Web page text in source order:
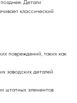
Детали
классический
повреждений, таких как
заводских деталей
штатных элементов